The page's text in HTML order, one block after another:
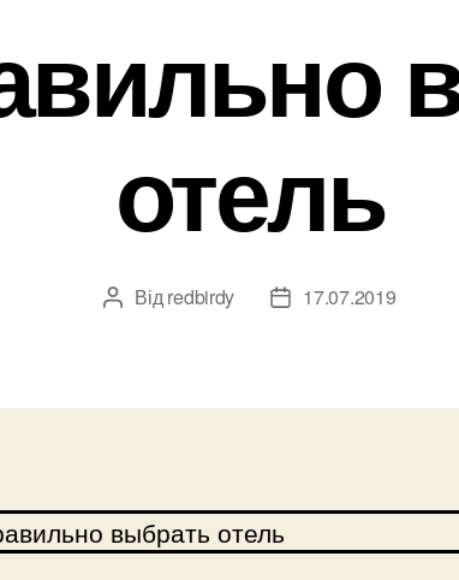
отель
Автор
Від redbirdy
Дата17.07.2019